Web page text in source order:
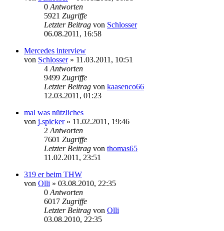
0 Antworten
5921 Zugriffe
Letzter Beitrag von Schlosser
06.08.2011, 16:58
Mercedes interview
von Schlosser» 11.03.2011, 10:51
4 Antworten
9499 Zugriffe
Letzter Beitrag von kaasenco66
12.03.2011, 01:23
mal was nützliches
von j.spicker» 11.02.2011, 19:46
2 Antworten
7601 Zugriffe
Letzter Beitrag von thomas65
11.02.2011, 23:51
319 er beim THW
von Olli » 03.08.2010, 22:35
0 Antworten
6017 Zugriffe
Letzter Beitrag von Olli
03.08.2010, 22:35